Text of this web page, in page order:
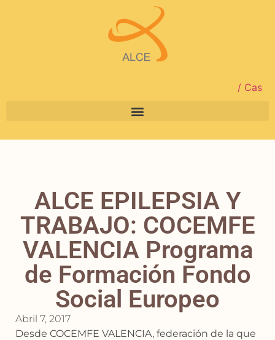
/ Cas
ALCE EPILEPSIA Y
TRABAJO: COCEMFE
VALENCIA Programa
de Formación Fondo
Social Europeo
Abril 7, 2017
Desde COCEMFE VALENCIA, federación de la que